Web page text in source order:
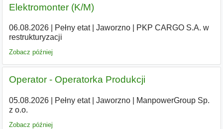
Elektromonter (K/M)
06.08.2026| Pełny etat| Jaworzno|
PKP CARGO S.A. w
restrukturyzacji
Zobacz później
Operator - Operatorka Produkcji
05.08.2026| Pełny etat| Jaworzno|
ManpowerGroup Sp.
z o.o.
Zobacz później